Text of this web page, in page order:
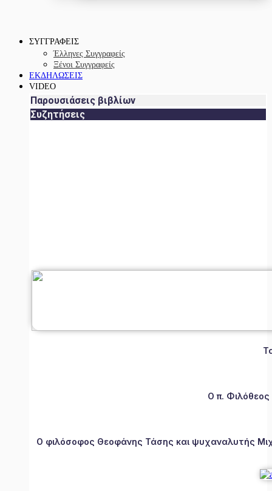
ΣΥΓΓΡΑΦΕΙΣ
Έλληνες Συγγραφείς
Ξένοι Συγγραφείς
ΕΚΔΗΛΩΣΕΙΣ
VIDEO
Παρουσιάσεις βιβλίων
Συζητήσεις
Ο π.
Ο φιλόσοφος Θεοφάνης Τάσης και ψυχαναλυτής